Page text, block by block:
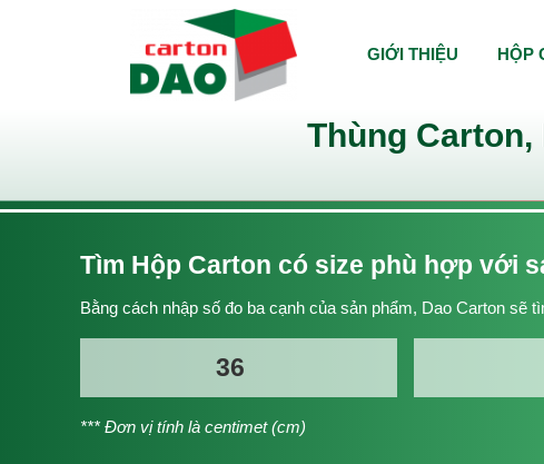
Thùng
Tìm Hộp Carton có size phù hợp với
Bằng cách nhập số đo ba cạnh của sản phẩm, Dao Carton sẽ
*** Đơn vị tính là centimet (cm)
GIỚI THIỆU HỘP